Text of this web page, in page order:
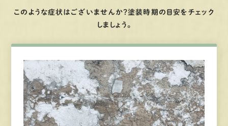
このような症状はございませんか？塗装時期の目安をチェック
しましょう。